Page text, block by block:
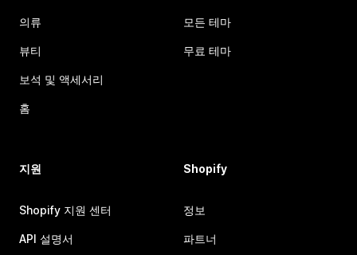
의류
뷰티
보석 및 액세서리
홈
모든 테마
무료 테마
지원
Shopify 지원 센터
API 설명서
Shopify
정보
파트너